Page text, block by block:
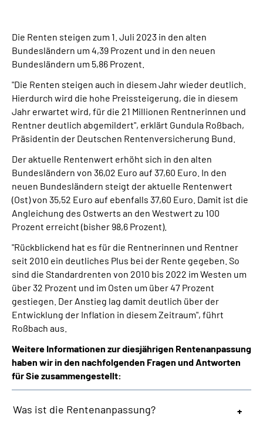
Language
Inhalte in Gebärdensprache (DGS)
Leichte Sprache
Mein Kundenportal
Die Renten steigen zum 1. Juli 2023 in den alten
Bundesländern um 4,39 Prozent und in den neuen
Bundesländern um 5,86 Prozent.
"Die Renten steigen auch in diesem Jahr wieder deutlich.
Hierdurch wird die hohe Preissteigerung, die in diesem
Jahr erwartet wird, für die 21 Millionen Rentnerinnen und
Rentner deutlich abgemildert", erklärt Gundula Roßbach,
Präsidentin der Deutschen Rentenversicherung Bund
Der aktuelle Rentenwert erhöht sich in den alten
Bundesländern von 36,02 Euro auf 37,60 Euro. In den
neuen Bundesländern steigt der aktuelle Rentenwert
(Ost) von 35,52 Euro auf ebenfalls 37,60 Euro. Damit ist die
Angleichung des Ostwerts an den Westwert zu 100
Prozent erreicht (bisher 98,6 Prozent).
"Rückblickend hat es für die Rentnerinnen und Rentner
seit 2010 ein deutliches Plus bei der Rente gegeben. So
sind die Standardrenten von 2010 bis 2022 im Westen um
über 32 Prozent und im Osten um über 47 Prozent
gestiegen. Der Anstieg lag damit deutlich über der
Entwicklung der Inflation in diesem Zeitraum", führt
Roßbach aus.
Weitere Informationen zur diesjährigen Rentenanpassung
haben wir in den nachfolgenden Fragen und Antworten
für Sie zusammengestellt:
Was ist die Rentenanpassung?